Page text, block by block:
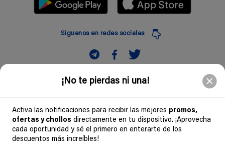
¡No te pierdas ni una!
Activa las notificaciones para recibir las mejores promos,
ofertas y chollos directamente en tu dispositivo. ¡Aprovecha
cada oportunidad y sé el primero en enterarte de los
descuentos más increíbles!
Siguenos en redes sociales
Suscribir
Comunidad